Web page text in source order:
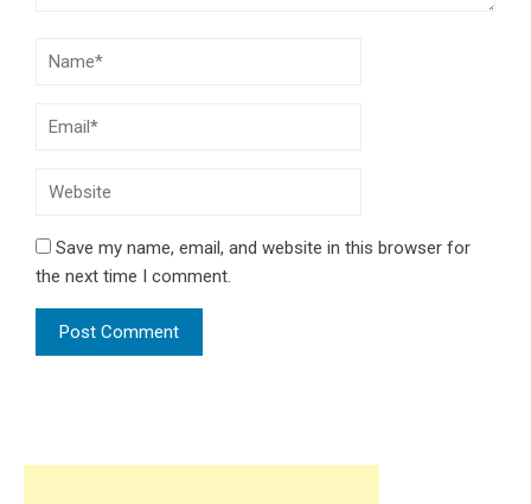
Save my name, email, and website in this browser for
the next time I comment.